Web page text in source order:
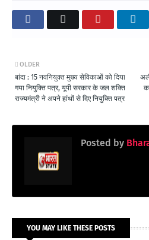
OLDER
बांदा : 15 नवनियुक्त मुख्य सेविकाओं को दिया
गया नियुक्ति पत्र, यूपी सरकार के जल शक्ति
राज्यमंत्री ने अपने हांथों से दिए नियुक्ति पत्र
Posted by
YOU MAY LIKE THESE POSTS